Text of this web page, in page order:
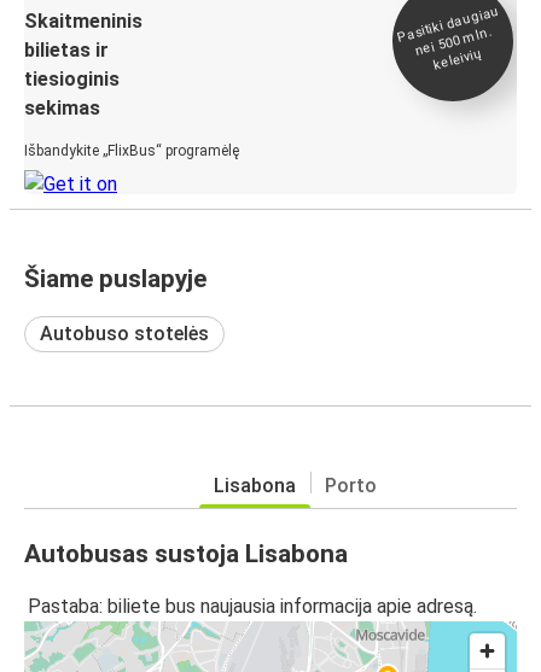
Skaitmeninis
bilietas ir
tiesioginis
sekimas
Išbandykite „FlixBus“ programėlę
Pasitiki daugiau
nei 500
mln.
keleivių
Šiame puslapyje
Autobuso stotelės
Lisabona Porto
Autobusas sustoja Lisabona
Pastaba: biliete bus naujausia informacija apie adresą.